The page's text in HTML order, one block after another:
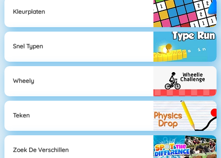
Kleurplaten
Snel Typen
Wheely
Teken
Zoek De Verschillen